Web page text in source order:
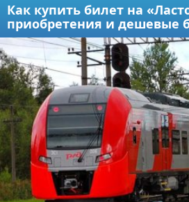
Как купить билет на
приобретения и дешевые